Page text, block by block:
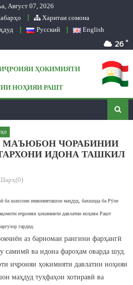
Август 07, 2026
Харитаи сомона
Русский English
26 °
ҲОКИМИЯТИ
НОҲИЯИ РАШТ
МАЪЮБОН ЧОРАБИНИИ
ИДОНА ТАШКИЛ
ба шахсони имконияташон маҳдуд, бахшида ба Рӯзи
иҷроияи ҳокимияти давлатии ноҳияи Рашт
гардид.
аз барномаи рангини фарҳангӣ
самимӣ ва идона фароҳам оварда шуд.
иҷроияи ҳокимияти давлатии ноҳияи
маҳдуд туҳфаҳои хотиравӣ ва